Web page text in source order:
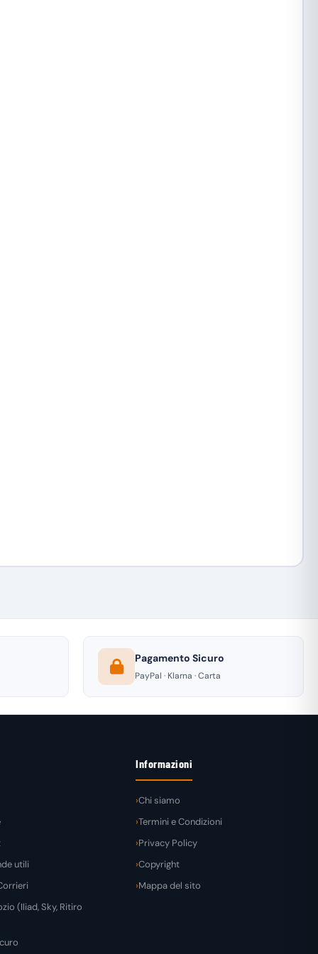
Pagamento Sicuro
PayPal · Klarna · Carta
utili
(Iliad, Sky, Ritiro
Informazioni
Chi siamo
Termini e Condizioni
Privacy Policy
Copyright
Mappa del sito